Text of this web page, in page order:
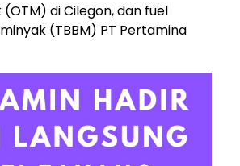
di Cilegon, dan fuel
(TBBM) PT Pertamina